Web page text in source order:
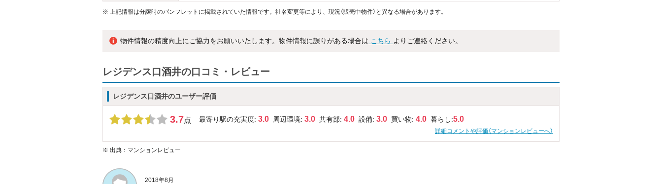
※ 上記情報は分譲時のパンフレットに掲載されていた情報です。社名変更等により、現況（販売中物件）と異なる場合があります。
物件情報の精度向上にご協力をお願いいたします。物件情報に誤りがある場合は こちら よりご連絡ください。
レジデンス口酒井の口コミ・レビュー
レジデンス口酒井のユーザー評価
3.7点 最寄り駅の充実度: 3.0 周辺環境: 3.0 共有部: 4.0 設備: 3.0 買い物: 4.0 暮らし:5.0
詳細コメントや評価（マンションレビューへ）
※ 出典：マンションレビュー
2018年8月